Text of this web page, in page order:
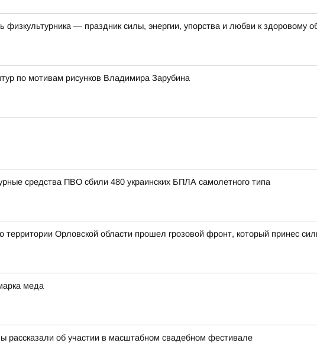
физкультурника — праздник силы, энергии, упорства и любви к здоровому
по мотивам рисунков Владимира Зарубина
средства ПВО сбили 480 украинских БПЛА самолетного типа
Орловской области прошел грозовой фронт, который принес
меда
рассказали об участии в масштабном свадебном фестивале